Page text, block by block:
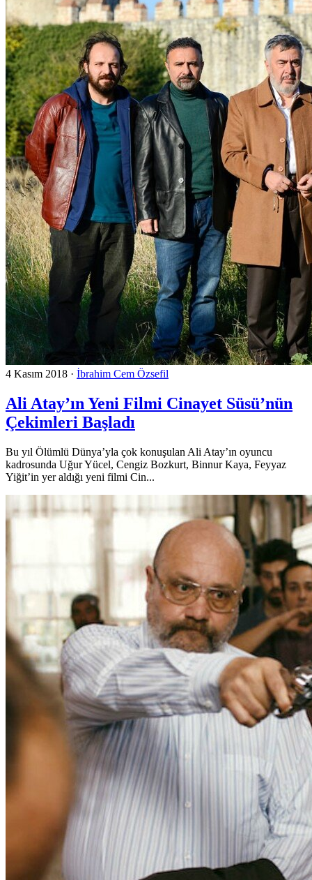
4 Kasım 2018 · İbrahim Cem Özsefil
Ali Atay’ın Yeni Filmi Cinayet Süsü’nün
Çekimleri Başladı
Bu yıl Ölümlü Dünya’yla çok konuşulan Ali Atay’ın oyuncu
kadrosunda Uğur Yücel, Cengiz Bozkurt, Binnur Kaya, Feyyaz
Yiğit’in yer aldığı yeni filmi Cin...